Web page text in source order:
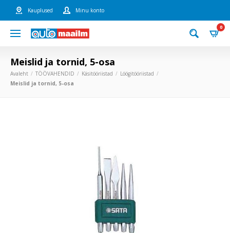
Kauplused Minu konto
0
Meislid ja tornid, 5-osa
Avaleht TÖÖVAHENDID Käsitööriistad
Löögitööriistad
Meislid ja tornid, 5-osa